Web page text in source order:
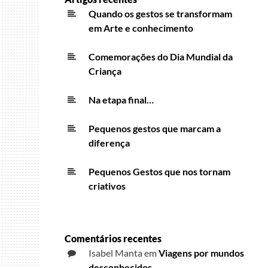
Quando os gestos se transformam
em Arte e conhecimento
Comemorações do Dia Mundial da
Criança
Na etapa final…
Pequenos gestos que marcam a
diferença
Pequenos Gestos que nos tornam
criativos
Comentários recentes
Isabel MantaemViagens por mundos